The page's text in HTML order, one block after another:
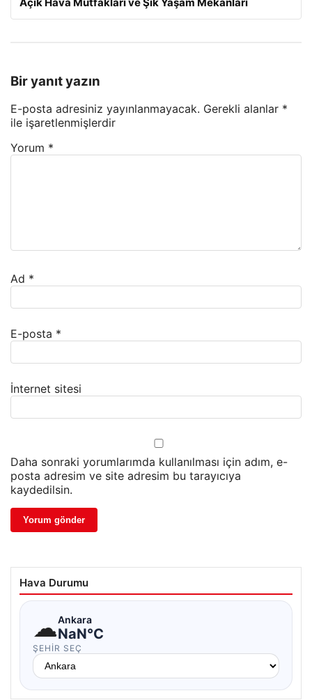
Bir yanıt yazın
E-posta adresiniz yayınlanmayacak. Gerekli alanlar *
ile işaretlenmişlerdir
Yorum *
Ad *
E-posta *
İnternet sitesi
Daha sonraki yorumlarımda kullanılması için adım, e-
posta adresim ve site adresim bu tarayıcıya
kaydedilsin.
Hava Durumu
☁Ankara
NaN°C
ŞEHIR SEÇ